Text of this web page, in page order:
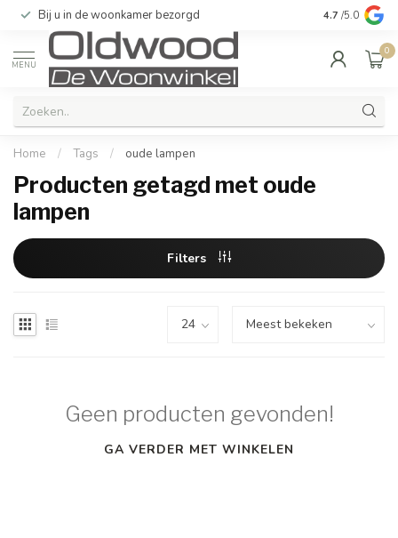
Bij u in de woonkamer bezorgd Kwaliteit &
4.7 /5.0
MENU
0
Home / Tags / oude lampen
Producten getagd met oude
lampen
Filters
Geen producten gevonden!
GA VERDER MET WINKELEN